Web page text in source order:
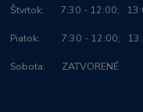
Štvrtok: 7:30 - 12:00;
Piatok: 7:30 - 12:00;
Sobota: ZATVORENÉ